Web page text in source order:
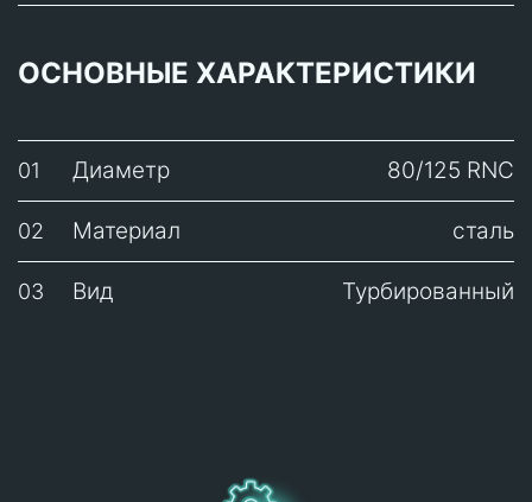
ОСНОВНЫЕ ХАРАКТЕРИСТИКИ
01 Диаметр 80/125 RNC
02 Материал сталь
03 Вид Турбированный